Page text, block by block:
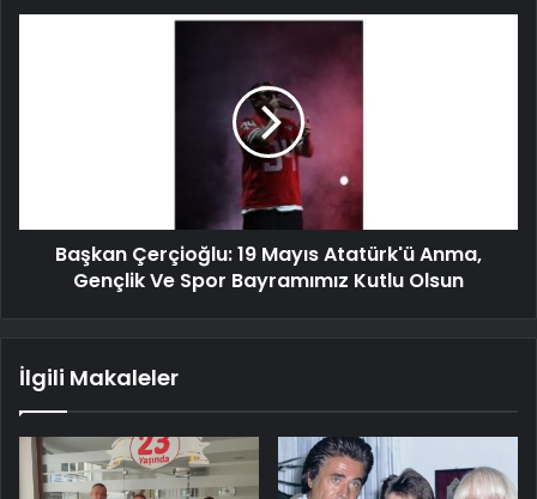
Başkan Çerçioğlu: 19 Mayıs Atatürk'ü Anma,
Gençlik Ve Spor Bayramımız Kutlu Olsun
İlgili Makaleler